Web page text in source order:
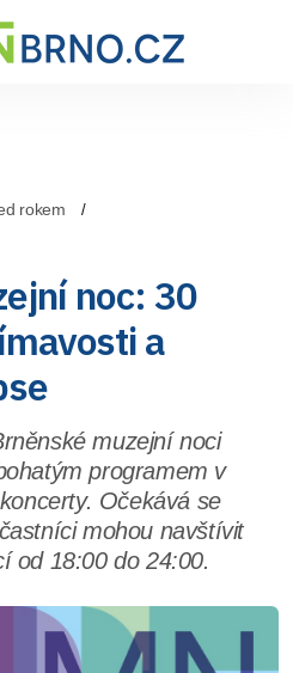
rokem
noc: 30
a
muzejní noci
programem v
Očekává se
mohou navštívit
od 18:00 do 24:00.